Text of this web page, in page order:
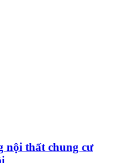
nội thất chung cư